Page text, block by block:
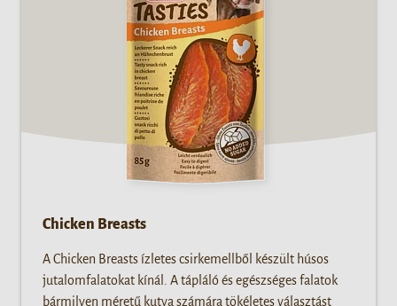
Chicken Breasts
A Chicken Breasts ízletes csirkemellből készült húsos
jutalomfalatokat kínál. A tápláló és egészséges falatok
bármilyen méretű kutya számára tökéletes választást